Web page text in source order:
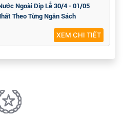
Ngoài Dịp Lễ 30/4 - 01/05
Theo Từng Ngân Sách
XEM CHI TIẾT